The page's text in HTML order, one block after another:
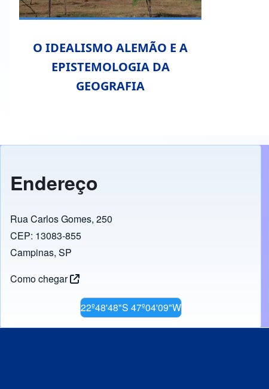
O IDEALISMO ALEMÃO E A
EPISTEMOLOGIA DA
GEOGRAFIA
Endereço
Rua Carlos Gomes, 250
CEP: 13083-855
Campinas, SP
Como chegar
22º48'48"S 47º04'09"W